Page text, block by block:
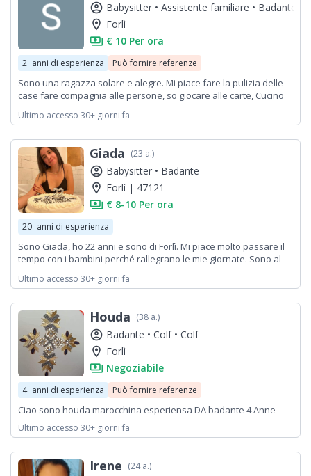
account_circle Babysitter • Assistente familiare • Badante
location_on Forlì
payments € 10 Per ora
2 anni di esperienza Può fornire referenze
Sono una ragazza solare e alegre. Mi piace fare la pulizia delle
case fare compagnia alle persone, so giocare alle carte, Cucino
Ultimo accesso 30+ giorni fa
Giada (23 a.)
account_circle Babysitter • Badante
location_on Forlì | 47121
payments € 8-10 Per ora
20 anni di esperienza
Sono Giada, ho 22 anni e sono di Forlì. Mi piace molto passare il
tempo con i bambini perché rallegrano le mie giornate. Sono al
culturale. Sono disponibile nel pomeriggio, preferibilmente a
imprevisti. Sono disponibile per passare pomeriggi di gioco e
compiti. Sono disponibile anche per portare i bimbi al parco.
Sono molto responsabile, solare e con tanta voglia di impara
Ultimo accesso 30+ giorni fa
Houda (38 a.)
account_circle Badante • Colf • Colf
location_on Forlì
payments Negoziabile
4 anni di esperienza Può fornire referenze
Ciao sono houda marocchina esperiensa DA badante 4 Anne
Ultimo accesso 30+ giorni fa
Irene (24 a.)